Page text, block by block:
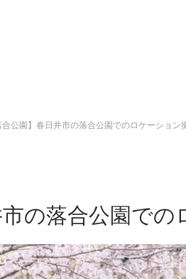
合公園】春日井市の落合公園でのロケーション
市の落合公園での